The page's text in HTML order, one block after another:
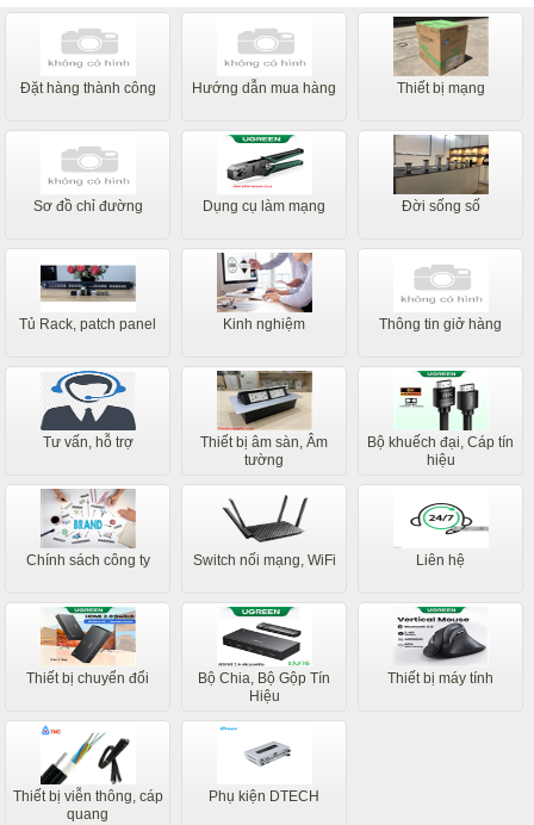
Đặt hàng thành công Hướng dẫn mua hàng Thiết bị mạng
Sơ đồ chỉ đường Dụng cụ làm mạng Đời sống số
Tủ Rack, patch panel Kinh nghiệm Thông tin giở hàng
Tư vấn, hỗ trợ
Thiết bị âm sàn, Âm
tường
Bộ khuếch đại, Cáp tín
hiệu
Chính sách công ty Switch nối mạng, WiFi Liên hệ
Thiết bị chuyển đổi
Bộ Chia, Bộ Gộp Tín
Hiệu
Thiết bị máy tính
Thiết bị viễn thông, cáp
quang
Phụ kiện DTECH